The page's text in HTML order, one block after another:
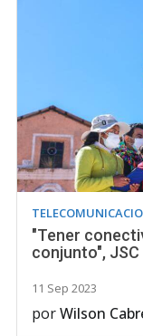
"Tener
conjunto",
11 Sep 2023
porWilson